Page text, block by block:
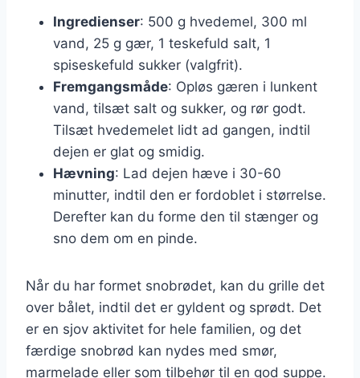
Ingredienser: 500 g hvedemel, 300 ml
vand, 25 g gær, 1 teskefuld salt, 1
spiseskefuld sukker (valgfrit).
Fremgangsmåde: Opløs gæren i lunkent
vand, tilsæt salt og sukker, og rør godt.
Tilsæt hvedemelet lidt ad gangen, indtil
dejen er glat og smidig.
Hævning: Lad dejen hæve i 30-60
minutter, indtil den er fordoblet i størrelse.
Derefter kan du forme den til stænger og
sno dem om en pinde.
Når du har formet snobrødet, kan du grille det
over bålet, indtil det er gyldent og sprødt. Det
er en sjov aktivitet for hele familien, og det
færdige snobrød kan nydes med smør,
marmelade eller som tilbehør til en god suppe.